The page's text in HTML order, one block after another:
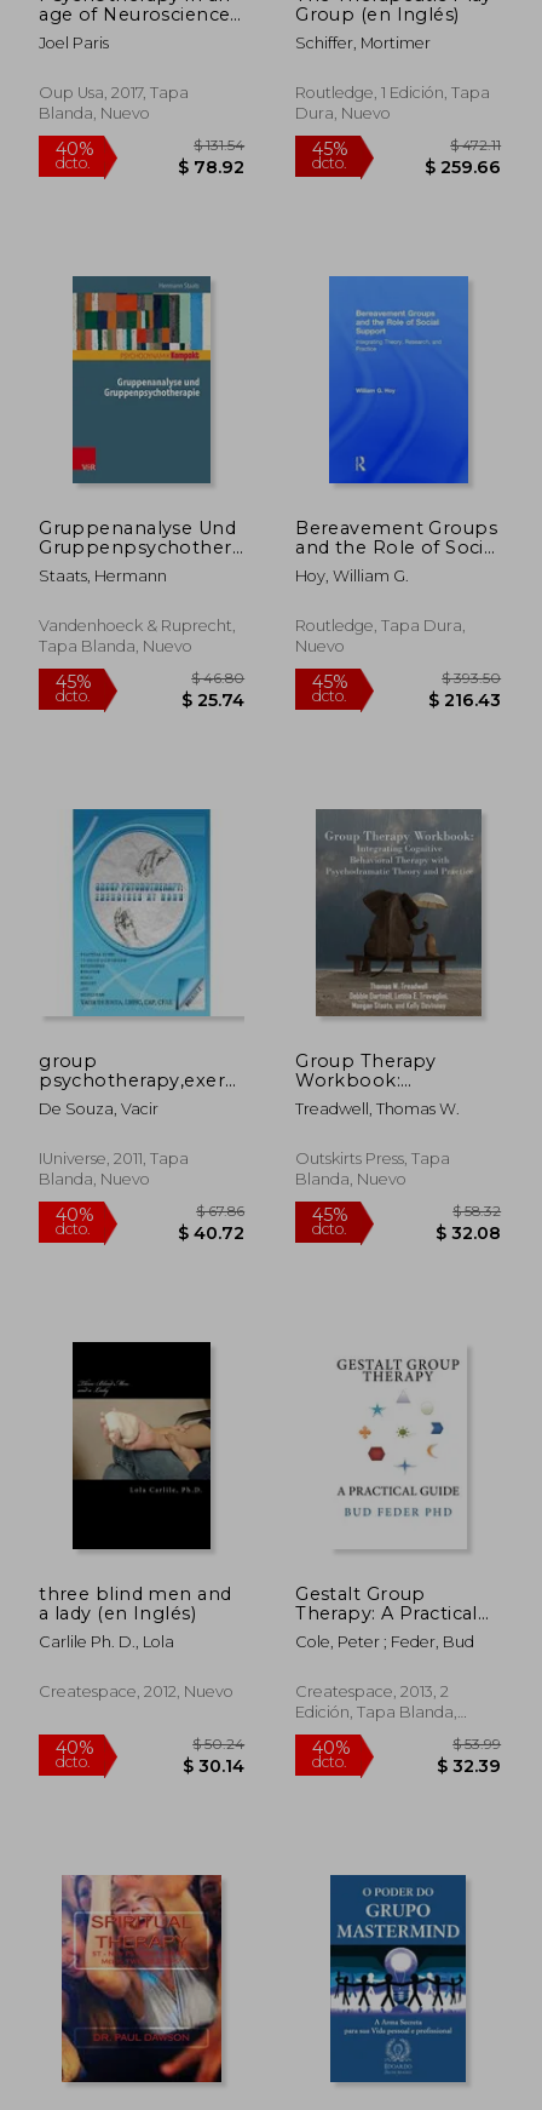
40%
dcto.
45%
dcto.
age of Neuroscience
(en Inglés)
Joel Paris
Oup Usa, 2017, Tapa
Blanda, Nuevo
40%
dcto. $ 78.92
Group (en Inglés)
Schiffer, Mortimer
Routledge, 1 Edición, Tapa
Dura, Nuevo
45%
dcto.
Gruppenanalyse Und
Gruppenpsychotherapie
(en Alemán)
Staats, Hermann
Vandenhoeck & Ruprecht,
Tapa Blanda, Nuevo
45%
Bereavement Groups
and the Role of Social
Support: Integrating
Theory, Research,
Inglés)
Hoy, William G.
Routledge, Tapa Dura,
Nuevo
45%
dcto.
group
psychotherapy,exercises
at hand (en Inglés)
De Souza, Vacir
IUniverse, 2011, Tapa
Blanda, Nuevo
40% $ 67.86
Group Therapy
Workbook:
Integrating Cognitive
Behavioral Therapy
Theory and Practice
(en Inglés)
Treadwell, Thomas W.
Outskirts Press, Tapa
Blanda, Nuevo
45%
three blind men and
a lady (en Inglés)
Carlile Ph. D., Lola
Createspace, 2012, Nuevo
Gestalt Group
Therapy: A Practical
Guide: Second Edition
(en Inglés)
Cole, Peter ; Feder, Bud
Createspace, 2013, 2
Edición, Tapa Blanda,
Nuevo